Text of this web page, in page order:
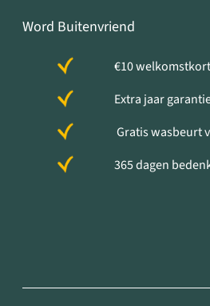
Word Buitenvriend
€10
Extra jaar
Gratis wasbeurt
365 dagen